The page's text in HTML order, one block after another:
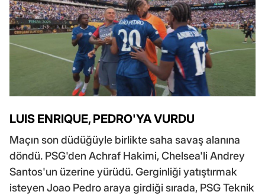
LUIS ENRIQUE, PEDRO'YA VURDU
Maçın son düdüğüyle birlikte saha savaş alanına
döndü. PSG'den Achraf Hakimi, Chelsea'li Andrey
Santos'un üzerine yürüdü. Gerginliği yatıştırmak
isteyen Joao Pedro araya girdiği sırada, PSG Teknik